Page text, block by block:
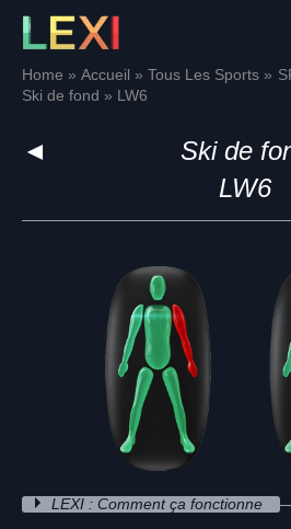
Skip
contentHome Accueil Tous Les Sports
Ski de fond
LW6
◄
Ski de
LW6
LEXI : Comment ça fonctionne